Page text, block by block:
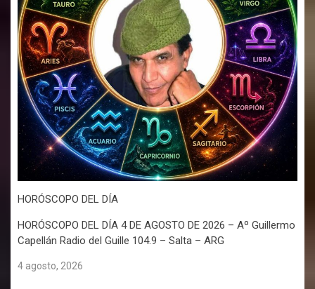
HORÓSCOPO DEL DÍA
HORÓSCOPO DEL DÍA 4 DE AGOSTO DE 2026 – Aº Guillermo
Capellán Radio del Guille 104.9 – Salta – ARG
4 agosto, 2026